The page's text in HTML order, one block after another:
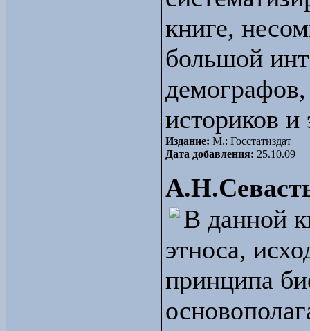
книге,
большой
историков и
Издание: М.: Госстатиздат
Дата добавления: 25.10.09
В данной
этноса,
принципа